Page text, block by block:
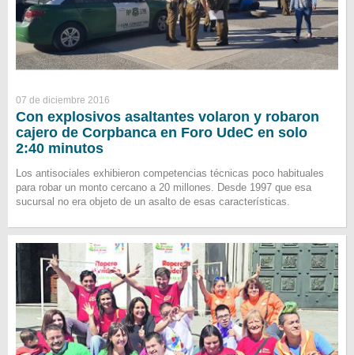
07 de diciembre 2016
Con explosivos asaltantes volaron y robaron
cajero de Corpbanca en Foro UdeC en solo
2:40 minutos
Los antisociales exhibieron competencias técnicas poco habituales
para robar un monto cercano a 20 millones. Desde 1997 que esa
sucursal no era objeto de un asalto de esas características.